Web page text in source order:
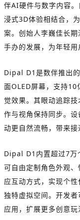
伴AI硬件与数字内容
浸式3D体验相结合，
案。创始人李巍佳长
手办的发展，为年轻用
Dipal D1是数伴推出
面OLED屏幕，支持10
觉效果。其眼动追踪
作与视角保持同步。
动更自然流畅，带来接
Dipal D1内置超过7万
可自由定制角色外观
应互动方式，实现个
独特虚拟空间。开发
应用，扩展更多创意玩